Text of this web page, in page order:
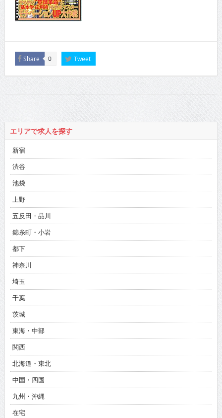
Share 0 Tweet
エリアで求人を探す
新宿
渋谷
池袋
上野
五反田・品川
錦糸町・小岩
都下
神奈川
埼玉
千葉
茨城
東海・中部
関西
北海道・東北
中国・四国
九州・沖縄
在宅